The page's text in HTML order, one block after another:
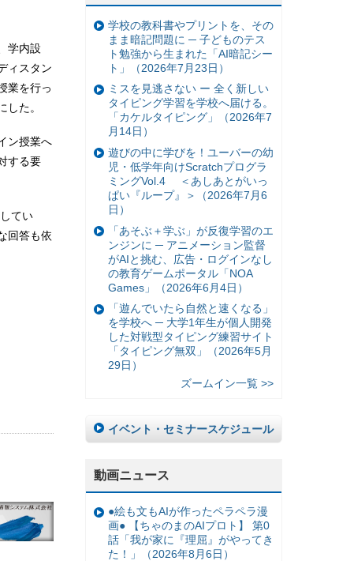
学内設
ィスタン
業を行っ
た。
ン授業へ
する要
てい
回答も依
学校の教科書やプリントを、その
まま暗記問題に ─ 子どものテス
ト勉強から生まれた「AI暗記シー
ト」（2026年7月23日）
ミスを見逃さない ー 全く新しい
タイピング学習を学校へ届ける。
「カケルタイピング」（2026年7
月14日）
遊びの中に学びを！ユーバーの幼
児・低学年向けScratchプログラ
ミングVol.4 ＜あしあとがいっ
ぱい『ループ』＞（2026年7月6
日）
「あそぶ＋学ぶ」が反復学習のエ
ンジンに ─ アニメーション監督
がAIと挑む、広告・ログインなし
の教育ゲームポータル「NOA
Games」（2026年6月4日）
「遊んでいたら自然と速くなる」
を学校へ ─ 大学1年生が個人開発
した対戦型タイピング練習サイト
「タイピング無双」（2026年5月
29日）
ズームイン一覧 >>
イベント・セミナースケジュール
動画ニュース
●絵も文もAIが作ったペラペラ漫
画● 【ちゃのまのAIプロト】 第0
話「我が家に『理屈』がやってき
た！」（2026年8月6日）